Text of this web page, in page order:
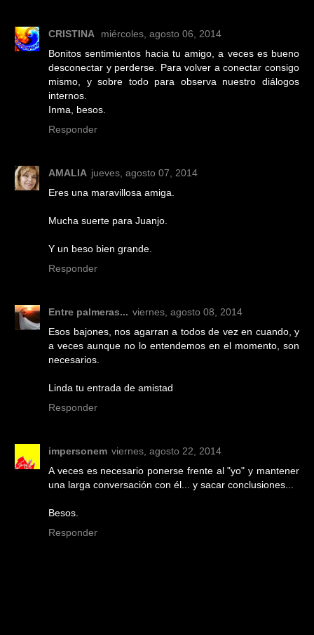
CRISTINA
miércoles, agosto 06, 2014
Bonitos sentimientos hacia tu amigo, a veces es bueno
desconectar y perderse. Para volver a conectar consigo
mismo, y sobre todo para observa nuestro diálogos
internos.
Inma, besos.
Responder
AMALIA jueves, agosto 07, 2014
Eres una maravillosa amiga.
Mucha suerte para Juanjo.
Y un beso bien grande.
Responder
Entre palmeras... viernes, agosto 08, 2014
Esos bajones, nos agarran a todos de vez en cuando, y
a veces aunque no lo entendemos en el momento, son
necesarios.
Linda tu entrada de amistad
Responder
impersonem viernes, agosto 22, 2014
A veces es necesario ponerse frente al "yo" y mantener
una larga conversación con él... y sacar conclusiones...
Besos.
Responder